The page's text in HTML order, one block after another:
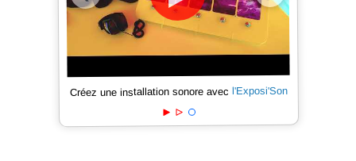
Créez une installation sonore avec l'Exposi'Son